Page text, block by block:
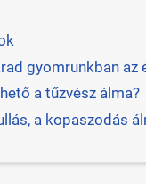
gyomrunkban az
a tűzvész álma?
a kopaszodás